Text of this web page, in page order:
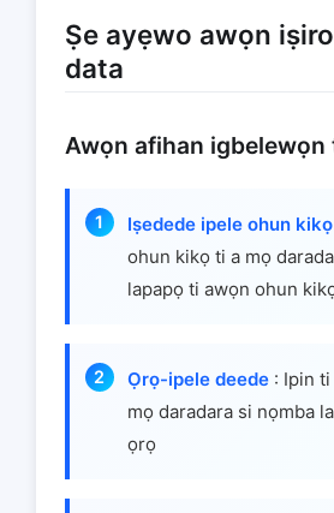
Ṣe ayẹwo awọn
data
Awọn afihan igbelewọn
Iṣedede ipele ohun kikọ
ohun kikọ ti a mọ
lapapọ ti awọn ohun
Ọrọ-ipele deede : Ipin
mọ daradara si nọmba
ọrọ